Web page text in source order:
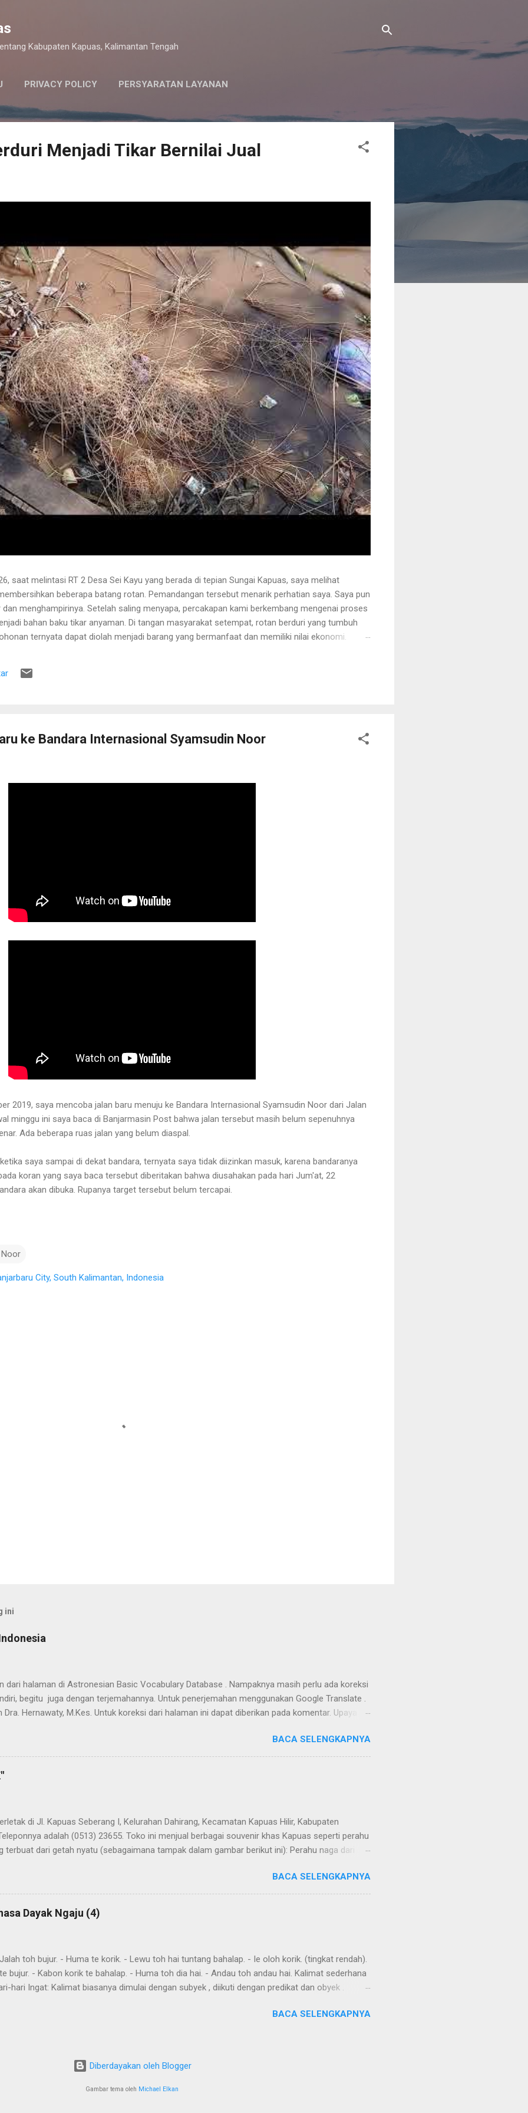
Kabupaten Kapuas, Kalimantan Tengah
PRIVACY POLICY PERSYARATAN LAYANAN
Menjadi Tikar Bernilai Jual
saat melintasi RT 2 Desa Sei Kayu yang berada di tepian Sungai Kapuas, saya melihat
beberapa batang rotan. Pemandangan tersebut menarik perhatian saya. Saya pun
menghampirinya. Setelah saling menyapa, percakapan kami berkembang mengenai proses
bahan baku tikar anyaman. Di tangan masyarakat setempat, rotan berduri yang tumbuh
ternyata dapat diolah menjadi barang yang bermanfaat dan memiliki nilai ekonomi.
berusia sekitar sepuluh tahun. Rotan dikenal memiliki banyak duri sehingga tidak mudah
sebelum menarik rotan, duri-duri pada bagian batang yang akan dipegang harus
ke Bandara Internasional Syamsudin Noor
2019, saya mencoba jalan baru menuju ke Bandara Internasional Syamsudin Noor dari Jalan
minggu ini saya baca di Banjarmasin Post bahwa jalan tersebut masih belum sepenuhnya
Ada beberapa ruas jalan yang belum diaspal.
saya sampai di dekat bandara, ternyata saya tidak diizinkan masuk, karena bandaranya
koran yang saya baca tersebut diberitakan bahwa diusahakan pada hari Jum'at, 22
akan dibuka. Rupanya target tersebut belum tercapai.
Noor
City, South Kalimantan, Indonesia
ini
dari halaman di Astronesian Basic Vocabulary Database . Nampaknya masih perlu ada koreksi
begitu juga dengan terjemahannya. Untuk penerjemahan menggunakan Google Translate .
Hernawaty, M.Kes. Untuk koreksi dari halaman ini dapat diberikan pada komentar. Upaya
BACA SELENGKAPNYA
di Jl. Kapuas Seberang I, Kelurahan Dahirang, Kecamatan Kapuas Hilir, Kabupaten
adalah (0513) 23655. Toko ini menjual berbagai souvenir khas Kapuas seperti perahu
terbuat dari getah nyatu (sebagaimana tampak dalam gambar berikut ini): Perahu naga dari
BACA SELENGKAPNYA
Dayak Ngaju (4)
toh bujur. - Huma te korik. - Lewu toh hai tuntang bahalap. - Ie oloh korik. (tingkat rendah).
bujur. - Kabon korik te bahalap. - Huma toh dia hai. - Andau toh andau hai. Kalimat sederhana
hari Ingat: Kalimat biasanya dimulai dengan subyek , diikuti dengan predikat dan obyek .
masa depan, akan, dan "akan," akan, harus, semuanya mendahului kata kerja. Seringkali
Awi te ! Lakukan itu Imbit danum ! Bawa air Bu...
BACA SELENGKAPNYA
Diberdayakan oleh Blogger
Gambar tema oleh Michael Elkan